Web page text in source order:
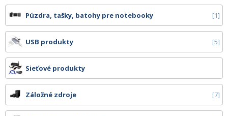
Púzdra, tašky, batohy pre notebooky 1
USB produkty 5
Sieťové produkty
Záložné zdroje 7